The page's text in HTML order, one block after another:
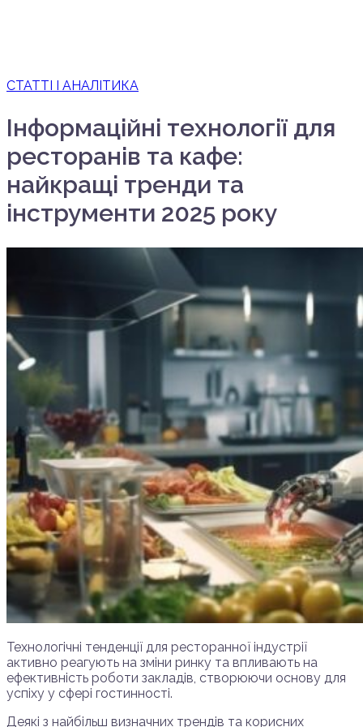
СТАТТІ І АНАЛІТИКА
Інформаційні технології для
ресторанів та кафе:
найкращі тренди та
інструменти 2025 року
Технологічні тенденції для ресторанної індустрії
активно реагують на зміни ринку та впливають на
ефективність роботи закладів, створюючи основу для
успіху у сфері гостинності.
Деякі з найбільш визначних трендів та корисних